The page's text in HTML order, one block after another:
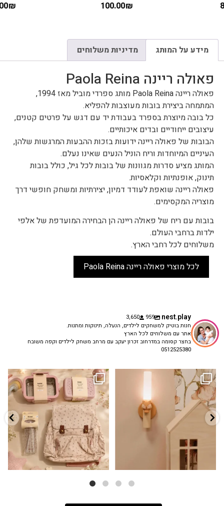
מידע על המותג מדיניות משלוחים
פאולה ריינה Paola Reina
פאולה ריינה Paola Reina מותג ספרדי מוביל מאז 1994,
המתמחה ביצירת בובות מעוצבות להפליא.
כל בובה מיוצרת בספרד בעבודת יד עם דגש על פרטים קטנים,
עיצובים ייחודיים ובדים איכותיים.
הבובות של פאולה ריינה ידועות בזכות ההבעות המרגשות שלהן,
העיניים המיוחדות וריח הוניל הנעים שאינו נעלם.
המותג מציע סדרות מגוונות של בובות לכל גיל, כולל בובות
תינוק, אופנתיות וקלאסיות.
פאולה ריינה שואפת לעודד דמיון, יצירתיות ומשחק חופשי דרך
מוצריה המקסימים.
בובות עם ריח של פאולה ריינה הן הבחירה המועדפת של אלפי
ילדות ברחבי העולם.
משלוחים לכל רחבי הארץ.
לכל מוצרי פאולה ריינה Paola Reina
nest.play
959
3,650
חנות בוטיק למשחקים לילדים, הנעלה, תינוקות ומתנות.
אתר עם משלוחים לכל הארץ
בחצר קסומה במדרחוב זכרון יעקב עם מרחב משחק לילדים וקפה משובח
0512525380
✨ חוזרים למסגרת בסטייל! ✨
הקולקציה החדשה...
9 4
גם פריט עיצובי לחדר, גם מנורת לילה
...
3 0